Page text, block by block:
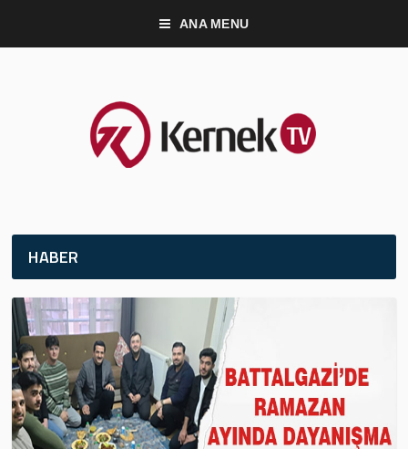
ANA MENU
HABER